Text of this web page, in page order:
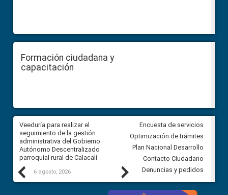
Formación ciudadana y
capacitación
Previous
Veeduría para realizar el
seguimiento de la gestión
administrativa del Gobierno
Autónomo Descentralizado
parroquial rural de Calacalí
6 agosto, 2026
Veeduría para vigilar los
derivados de la Audiencia
comunidad Urbina, parroquia
Carolina
5 agosto, 2026
Next
Encuesta de servicios
Optimización de trámites
Plan Nacional Desarrollo
Contacto Ciudadano
Denuncias y pedidos